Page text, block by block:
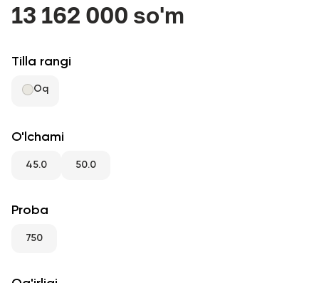
Sevimli
RU
13 162 000 so'm
Tilla rangi
Oq
O'lchami
45.0 50.0
Proba
750